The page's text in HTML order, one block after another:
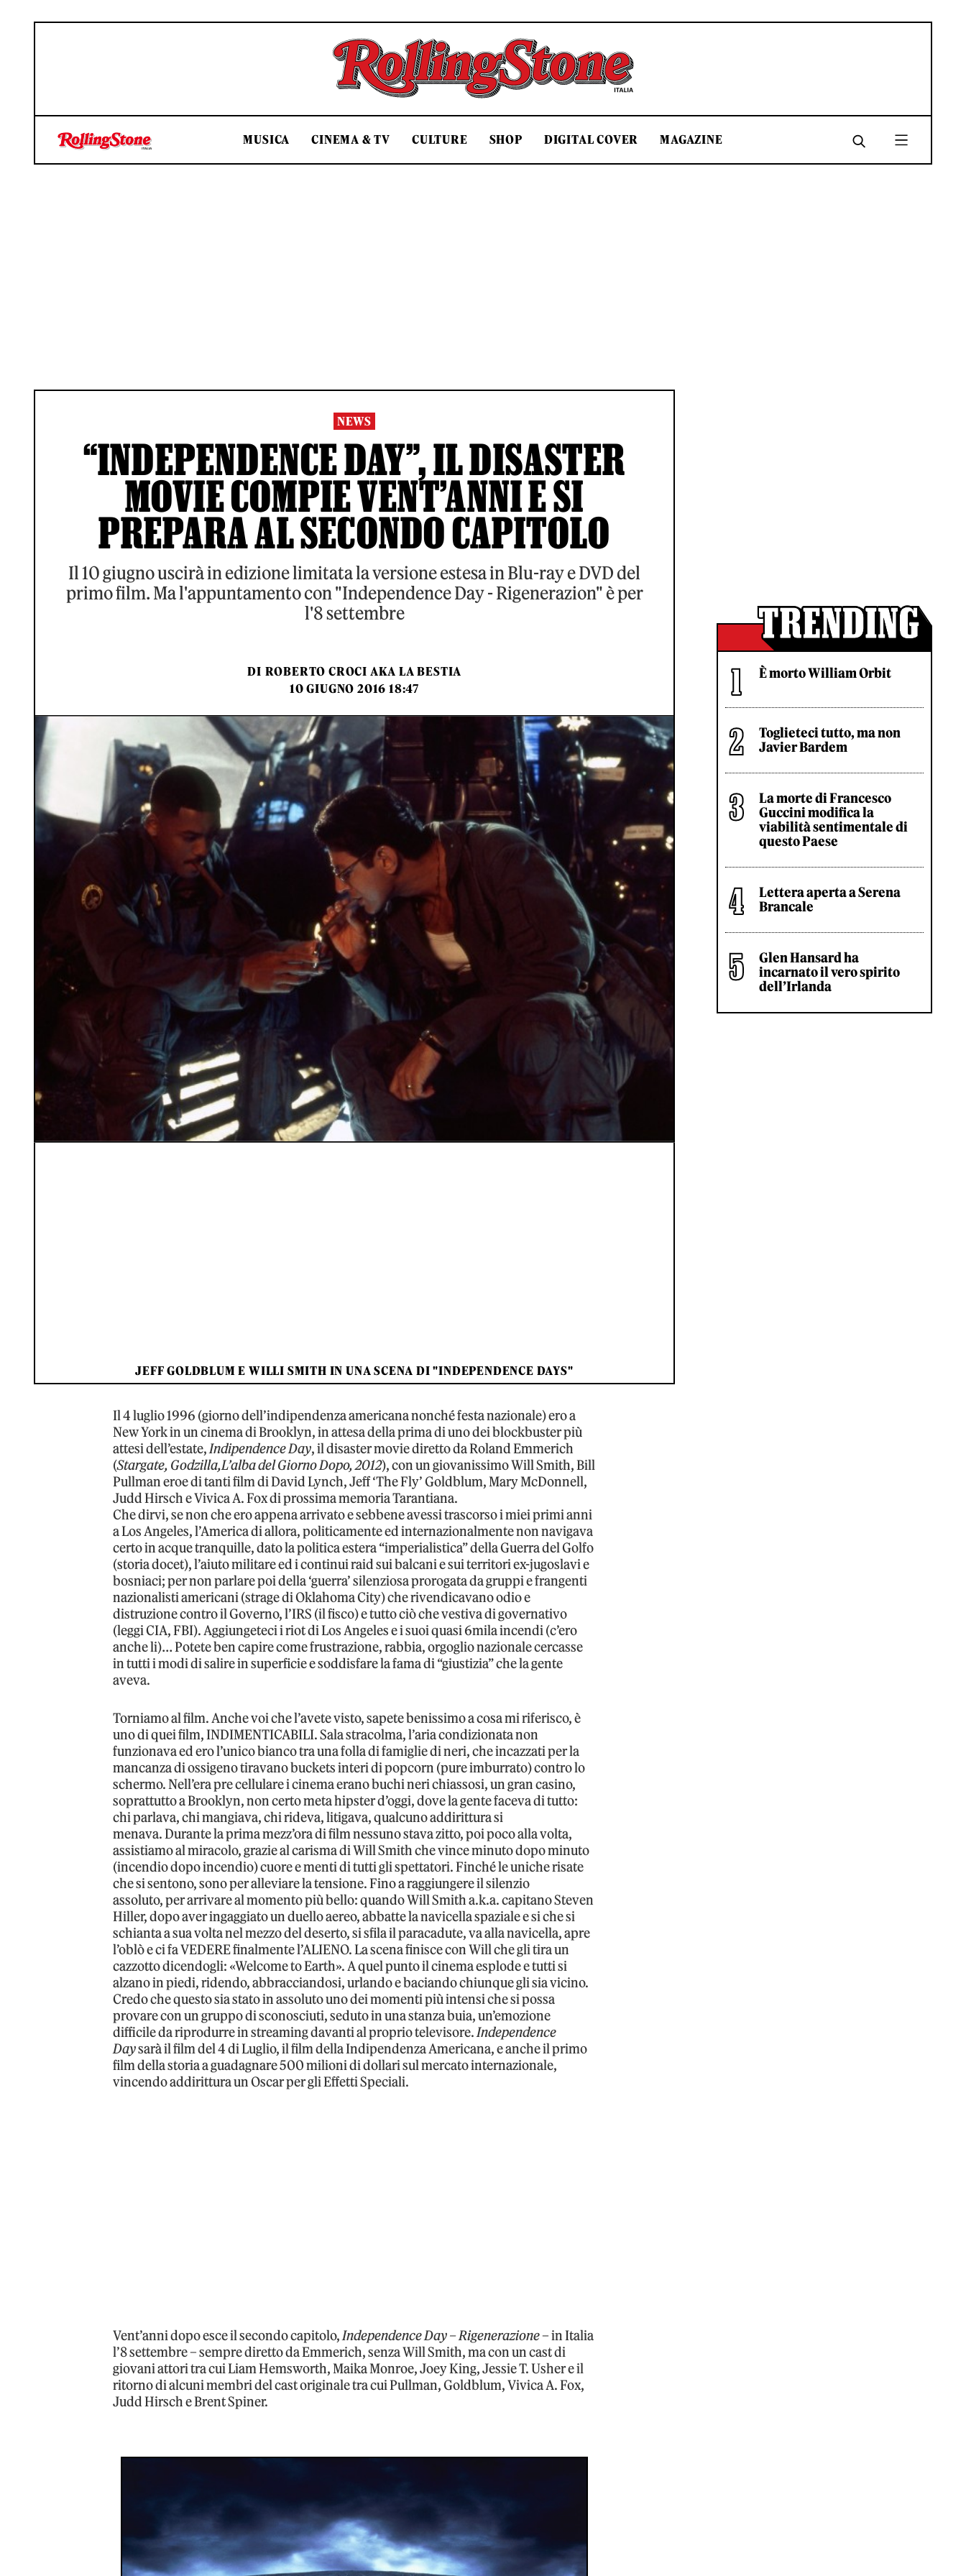
Rolling Stone Italia
MUSICA CINEMA & TV CULTURE SHOP DIGITAL COVER MAGAZINE
NEWS
“INDEPENDENCE DAY”, IL DISASTER
MOVIE COMPIE VENT’ANNI E SI
PREPARA AL SECONDO CAPITOLO
Il 10 giugno uscirà in edizione limitata la versione estesa in Blu-ray e DVD del
primo film. Ma l'appuntamento con "Independence Day - Rigenerazion" è per
l'8 settembre
DI ROBERTO CROCI AKA LA BESTIA
10 GIUGNO 2016 18:47
JEFF GOLDBLUM E WILLI SMITH IN UNA SCENA DI "INDEPENDENCE DAYS"
Il 4 luglio 1996 (giorno dell’indipendenza americana nonché festa nazionale) ero a
New York in un cinema di Brooklyn, in attesa della prima di uno dei blockbuster più
attesi dell’estate,Indipendence Day, il disaster movie diretto da Roland Emmerich
(Stargate, Godzilla,L’alba del Giorno Dopo, 2012), con un giovanissimo Will Smith, Bill
Pullman eroe di tanti film di David Lynch, Jeff ‘The Fly’ Goldblum, Mary McDonnell,
Judd Hirsch e Vivica A. Fox di prossima memoria Tarantiana.
Che dirvi, se non che ero appena arrivato e sebbene avessi trascorso i miei primi anni
a Los Angeles, l’America di allora, politicamente ed internazionalmente non navigava
certo in acque tranquille, dato la politica estera “imperialistica” della Guerra del Golfo
(storia docet), l’aiuto militare ed i continui raid sui balcani e sui territori ex-jugoslavi e
bosniaci; per non parlare poi della ‘guerra’ silenziosa prorogata da gruppi e frangenti
nazionalisti americani (strage di Oklahoma City) che rivendicavano odio e
distruzione contro il Governo, l’IRS (il fisco) e tutto ciò che vestiva di governativo
(leggi CIA, FBI). Aggiungeteci i riot di Los Angeles e i suoi quasi 6mila incendi (c’ero
anche li)… Potete ben capire come frustrazione, rabbia, orgoglio nazionale cercasse
in tutti i modi di salire in superficie e soddisfare la fama di “giustizia” che la gente
aveva.
Torniamo al film. Anche voi che l’avete visto, sapete benissimo a cosa mi riferisco, è
uno di quei film, INDIMENTICABILI. Sala stracolma, l’aria condizionata non
funzionava ed ero l’unico bianco tra una folla di famiglie di neri, che incazzati per la
mancanza di ossigeno tiravano buckets interi di popcorn (pure imburrato) contro lo
schermo. Nell’era pre cellulare i cinema erano buchi neri chiassosi, un gran casino,
soprattutto a Brooklyn, non certo meta hipster d’oggi, dove la gente faceva di tutto:
chi parlava, chi mangiava, chi rideva, litigava, qualcuno addirittura si
menava. Durante la prima mezz’ora di film nessuno stava zitto, poi poco alla volta,
assistiamo al miracolo, grazie al carisma di Will Smith che vince minuto dopo minuto
(incendio dopo incendio) cuore e menti di tutti gli spettatori. Finché le uniche risate
che si sentono, sono per alleviare la tensione. Fino a raggiungere il silenzio
assoluto, per arrivare al momento più bello: quando Will Smith a.k.a. capitano Steven
Hiller, dopo aver ingaggiato un duello aereo, abbatte la navicella spaziale e si che si
schianta a sua volta nel mezzo del deserto, si sfila il paracadute, va alla navicella, apre
l’oblò e ci fa VEDERE finalmente l’ALIENO. La scena finisce con Will che gli tira un
cazzotto dicendogli: «Welcome to Earth». A quel punto il cinema esplode e tutti si
alzano in piedi, ridendo, abbracciandosi, urlando e baciando chiunque gli sia vicino.
Credo che questo sia stato in assoluto uno dei momenti più intensi che si possa
provare con un gruppo di sconosciuti, seduto in una stanza buia, un’emozione
difficile da riprodurre in streaming davanti al proprio televisore.Independence
Daysarà il film del 4 di Luglio, il film della Indipendenza Americana, e anche il primo
film della storia a guadagnare 500 milioni di dollari sul mercato internazionale,
vincendo addirittura un Oscar per gli Effetti Speciali.
Vent’anni dopo esce il secondo capitolo,Independence Day – Rigenerazione– in Italia
l’8 settembre – sempre diretto da Emmerich, senza Will Smith, ma con un cast di
giovani attori tra cui Liam Hemsworth, Maika Monroe, Joey King, Jessie T. Usher e il
ritorno di alcuni membri del cast originale tra cui Pullman, Goldblum, Vivica A. Fox,
Judd Hirsch e Brent Spiner.
È morto William Orbit
Toglieteci tutto, ma non
Javier Bardem
La morte di Francesco
Guccini modifica la
viabilità sentimentale di
questo Paese
Lettera aperta a Serena
Brancale
Glen Hansard ha
incarnato il vero spirito
dell’Irlanda